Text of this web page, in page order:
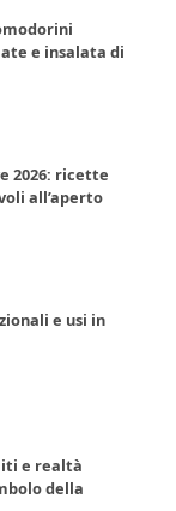
e insalata di
2026: ricette
all’aperto
e usi in
e realtà
della